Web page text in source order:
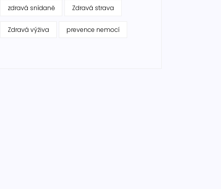
zdravá snídaně Zdravá strava
Zdravá výživa prevence nemocí